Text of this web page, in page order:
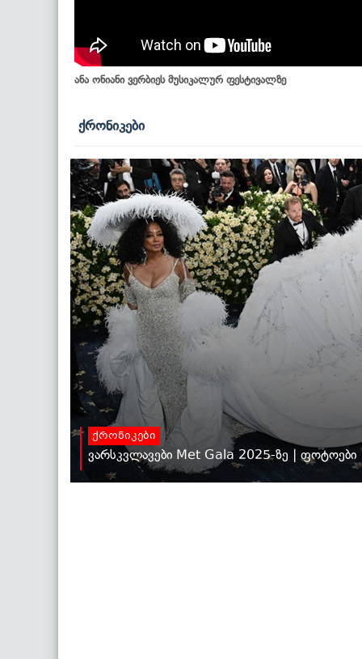
ანა ონიანი ვერბიეს მუსიკალურ ფესტივალზე
ქრონიკები
ქრონიკები
ვარსკვლავები Met Gala 2025-ზე | ფოტოები